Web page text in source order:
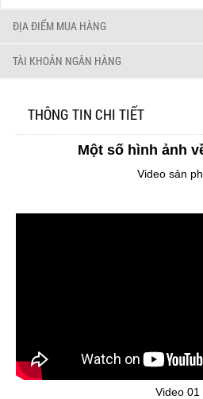
ĐỊA ĐIỂM MUA HÀNG
TÀI KHOẢN NGÂN HÀNG
THÔNG TIN CHI TIẾT
Một số hình ảnh
Video sản
Video 01